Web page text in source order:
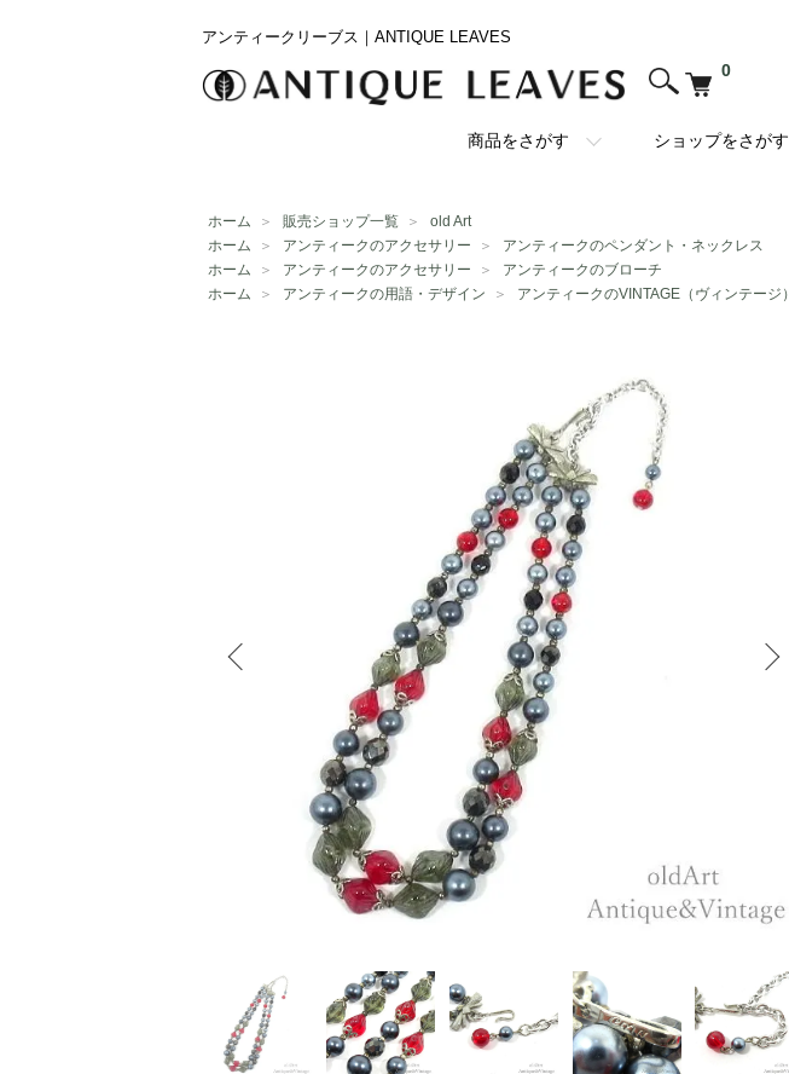
アンティークリーブス｜ANTIQUE LEAVES
0
商品をさがす ショップをさがす
ホーム ＞ 販売ショップ一覧 ＞
old Art
ホーム
＞ アンティークのアクセサリー ＞
アンティークのペンダント・ネックレス
ホーム
＞ アンティークのアクセサリー ＞
アンティークのブローチ
ホーム
＞ アンティークの用語・デザイン ＞ アンティークのVINTAGE（ヴィンテージ）